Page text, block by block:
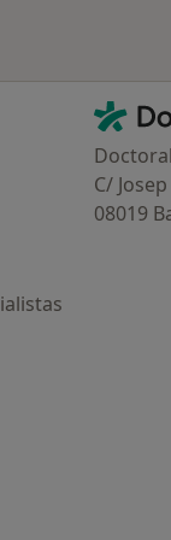
Doctoralia
C/
08019